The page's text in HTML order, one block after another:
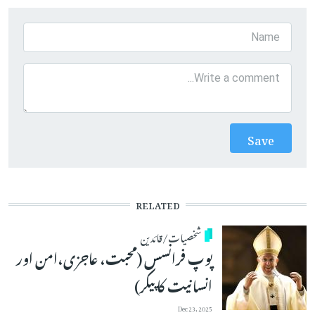
RELATED
شخصیات/قائدین
پوپ فرانسس (محبت، عاجزی،امن اور
انسانیت کا پیکر)
Dec 23, 2025